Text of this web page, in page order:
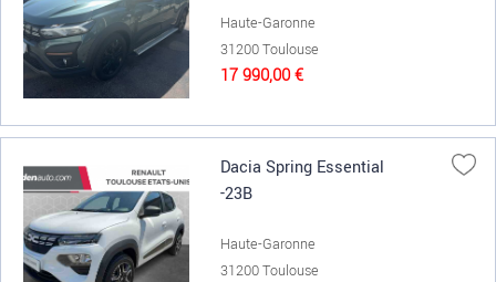
Haute-Garonne
31200 Toulouse
17 990,00 €
Dacia Spring Essential
-23B
Haute-Garonne
31200 Toulouse